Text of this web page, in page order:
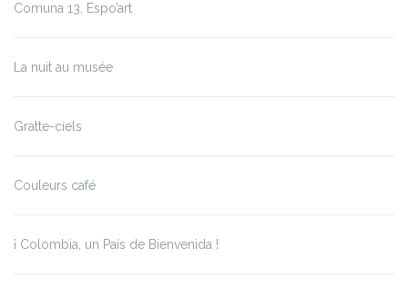
Comuna 13, Espo’art
La nuit au musée
Gratte-ciels
Couleurs café
¡ Colombia, un País de Bienvenida !